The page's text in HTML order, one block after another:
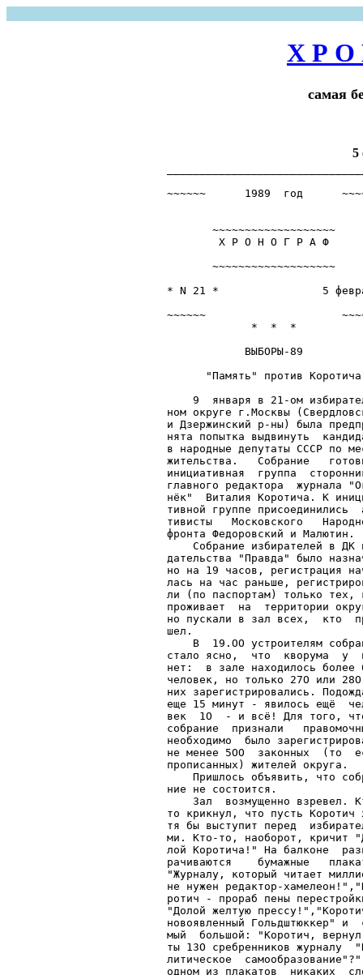
Х Р О
самая
5
~~~~~~      1989  год
~~~~~~~~~~~~~~~~~~~
Х Р О Н О Г Р А Ф
~~~~~~~~~~~~~~~~~~~
* N 21 *                5
~~~~~~
*  *  *
ВЫБОРЫ-89
"Память" против
9  января в 21-ом
ном округе г.Москвы
и Дзержинский р-ны) была
нята попытка выдвинуть
в народные депутаты СССР по
жительства.   Собрание
инициативная  группа
главного редактора
нёк"  Виталия Коротича. К
тивной группе
тивисты   Московского
фронта Федоровский и
Собрание избирателей в ДК
дательства "Правда" было
но на 19 часов, регистрация
лась на час раньше,
ли (по паспортам) только
проживает  на  территории
но пускали в зал всех,  кто
шел.
В  19.ОО устроителям
стало ясно,  что  кворума  у
нет:  в зале находилось
человек, но только 27О или
них зарегистрировались.
еще 15 минут - явилось ещё
век  1О  - и всё! Для того,
собрание  признали
необходимо  было
не менее 5ОО  законных  (то
прописанных) жителей
Пришлось объявить, что
ние не состоится.
Зал  возмущенно взревел.
то крикнул, что пусть
тя бы выступит перед
ми. Кто-то, наоборот, кричит
лой Коротича!" На балконе
рачиваются    бумажные
"Журналу, который читает
не нужен редактор-
ротич - прораб пены
"Долой желтую
новоявленный Гольдштюккер"
мый  большой: "Коротич,
ты 13О сребренников
литическое
одном из плакатов  никаких